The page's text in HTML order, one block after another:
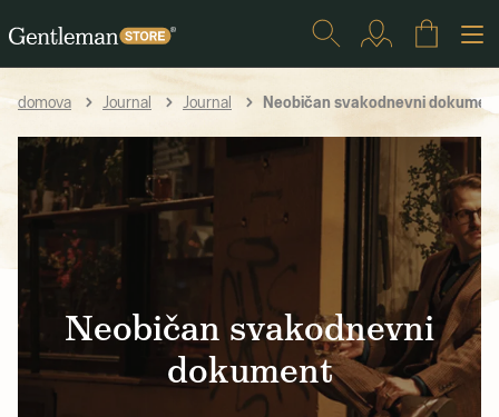
domova Journal Journal Neobičan svakodnevni
Neobičan svakodnevni
dokument